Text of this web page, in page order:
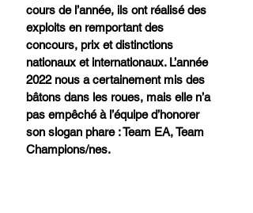
cours de l’année, ils ont réalisé des
exploits en remportant des
concours, prix et distinctions
nationaux et internationaux. L’année
2022 nous a certainement mis des
bâtons dans les roues, mais elle n’a
pas empêché à l’équipe d’honorer
son slogan phare : Team EA, Team
Champions/nes.